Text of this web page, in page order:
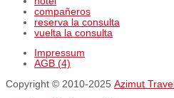
compañeros
reserva la consulta
vuelta la consulta
Impressum
AGB (4)
Copyright © 2010-2025 Azimut Travel